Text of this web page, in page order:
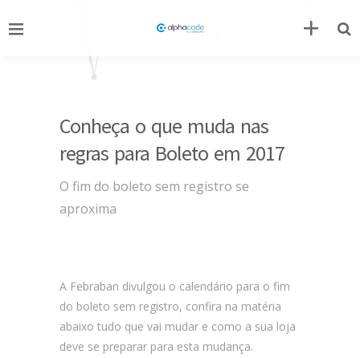
Conheça o que muda nas
regras para Boleto em 2017
O fim do boleto sem registro se
aproxima
A Febraban divulgou o calendário para o fim
do boleto sem registro, confira na matéria
abaixo tudo que vai mudar e como a sua loja
deve se preparar para esta mudança.